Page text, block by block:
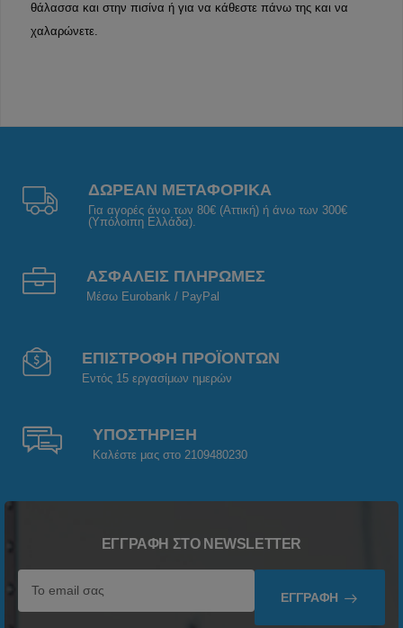
θάλασσα και στην πισίνα ή για να κάθεστε πάνω της και να
χαλαρώνετε.
ΔΩΡΕΑΝ ΜΕΤΑΦΟΡΙΚΑ
Για αγορές άνω των 80€ (Αττική) ή άνω των 300€
(Υπόλοιπη Ελλάδα).
ΑΣΦΑΛΕΙΣ ΠΛΗΡΩΜΕΣ
Μέσω Eurobank / PayPal
ΕΠΙΣΤΡΟΦΗ ΠΡΟΪΟΝΤΩΝ
Εντός 15 εργασίμων ημερών
ΥΠΟΣΤΗΡΙΞΗ
Καλέστε μας στο 2109480230
ΕΓΓΡΑΦΉ ΣΤΟ NEWSLETTER
ΕΓΓΡΑΦΉ